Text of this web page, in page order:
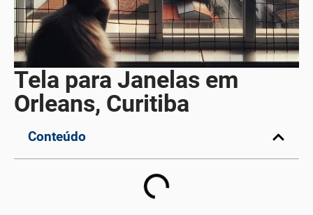
Tela para Janelas em
Orleans, Curitiba
Conteúdo